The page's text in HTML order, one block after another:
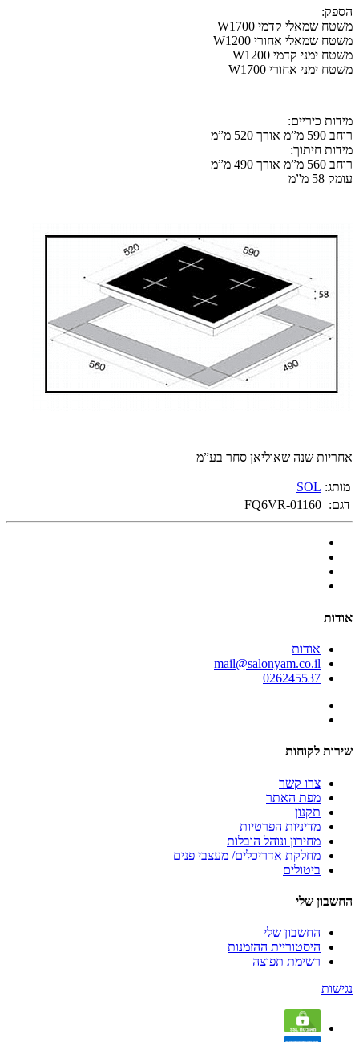
הספק:
משטח שמאלי קדמי W1700
משטח שמאלי אחורי W1200
משטח ימני קדמי W1200
משטח ימני אחורי W1700
מידות כיריים:
רוחב 590 מ”מ אורך 520 מ”מ
מידות חיתוך:
רוחב 560 מ”מ אורך 490 מ”מ
עומק 58 מ”מ
אחריות שנה שאוליאן סחר בע”מ
מותג: SOL
דגם: FQ6VR-01160
אודות
אודות
mail@salonyam.co.il
026245537
שירות לקוחות
צרו קשר
מפת האתר
תקנון
מדיניות הפרטיות
מחירון ונוהל הובלות
מחלקת אדריכלים/ מעצבי פנים
ביטולים
החשבון שלי
החשבון שלי
היסטוריית ההזמנות
רשימת תפוצה
נגישות